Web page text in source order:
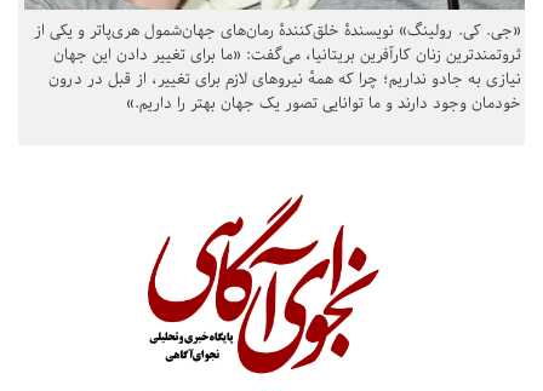
«جی. کی. رولینگ» نویسندهٔ خلق‌کنندهٔ رمان‌های جهان‌شمول هری‌پاتر و یکی از
ثروتمندترین زنان کارآفرین بریتانیا، می‌گفت: «ما برای تغییر دادن این جهان
نیازی به جادو نداریم؛ چرا که همهٔ نیروهای لازم برای تغییر، از قبل در درون
خودمان وجود دارند و ما توانایی تصور یک جهان بهتر را داریم.»